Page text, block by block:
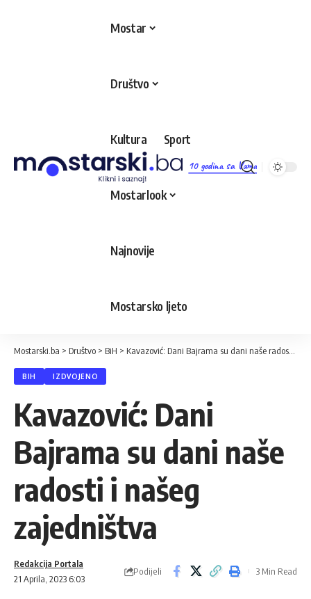
10 godina sa Vama
Mostar
Društvo
Kultura Sport
Mostarlook
Najnovije
Mostarsko ljeto
Mostarski.ba > Društvo > BiH > Kavazović: Dani Bajrama su dani naše radosti i našeg zajedništva
BIH IZDVOJENO
Kavazović: Dani
Bajrama su dani naše
radosti i našeg
zajedništva
21 Aprila, 2023 6:03
Redakcija Portala
Podijeli 3 Min Read